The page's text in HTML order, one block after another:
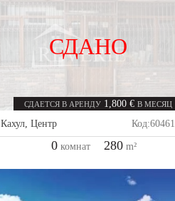
СДАНО
СДАЕТСЯ В АРЕНДУ 1,800 € В МЕСЯЦ
Кахул,Центр Код:60461
0комнат 280m²